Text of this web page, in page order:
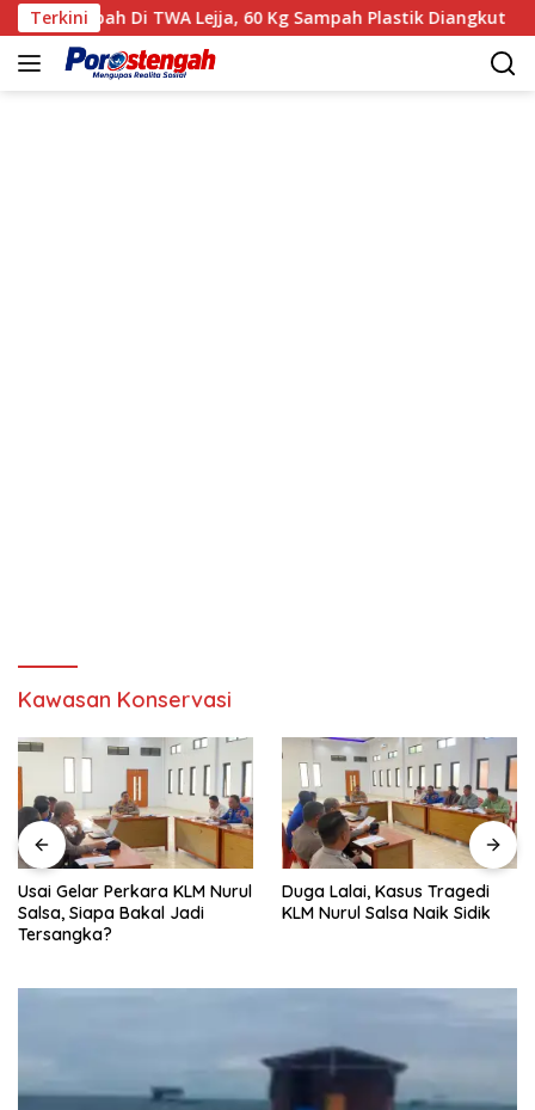
Langsung
ke
konten
Terkini
Sampah Di TWA Lejja, 60 Kg Sampah Plastik Diangkut
Kawasan Konservasi
‎Usai Gelar Perkara KLM Nurul
Salsa, Siapa Bakal Jadi
Tersangka?
Duga Lalai, Kasus Tragedi
KLM Nurul Salsa Naik Sidik